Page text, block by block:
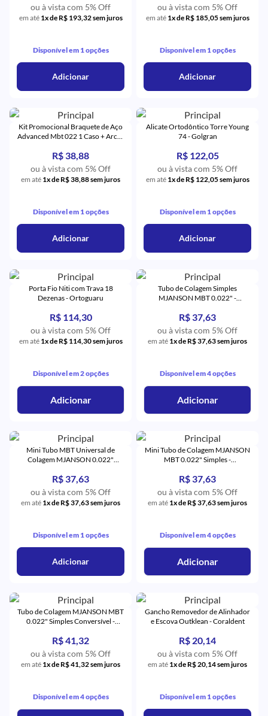
ou à vista com 5% Off
em até 1x de R$ 193,32 sem juros
Disponível em 1 opções
Adicionar
ou à vista com 5% Off
em até 1x de R$ 185,05 sem juros
Disponível em 1 opções
Adicionar
Kit Promocional Braquete de Aço
Advanced Mbt 022 1 Caso + Arcos
R$ 38,88
ou à vista com 5% Off
em até 1x de R$ 38,88 sem juros
Disponível em 1 opções
Adicionar
Alicate Ortodôntico Torre Young
74 - Golgran
R$ 122,05
ou à vista com 5% Off
em até 1x de R$ 122,05 sem juros
Disponível em 1 opções
Adicionar
Porta Fio Niti com Trava 18
Dezenas - Ortoguaru
R$ 114,30
ou à vista com 5% Off
em até 1x de R$ 114,30 sem juros
Disponível em 2 opções
Adicionar
Tubo de Colagem Simples
MJANSON MBT 0.022" -
R$ 37,63
ou à vista com 5% Off
em até 1x de R$ 37,63 sem juros
Disponível em 4 opções
Adicionar
Mini Tubo MBT Universal de
Colagem MJANSON 0.022"
Orthometric
R$ 37,63
ou à vista com 5% Off
em até 1x de R$ 37,63 sem juros
Disponível em 1 opções
Adicionar
Mini Tubo de Colagem MJANSON
MBT 0.022" Simples -
R$ 37,63
ou à vista com 5% Off
em até 1x de R$ 37,63 sem juros
Disponível em 4 opções
Adicionar
Tubo de Colagem MJANSON MBT
0.022" Simples Conversível -
R$ 41,32
ou à vista com 5% Off
em até 1x de R$ 41,32 sem juros
Disponível em 4 opções
Gancho Removedor de Alinhador
e Escova Outklean - Coraldent
R$ 20,14
ou à vista com 5% Off
em até 1x de R$ 20,14 sem juros
Disponível em 1 opções